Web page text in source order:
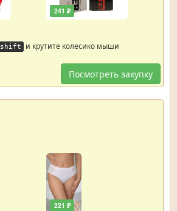
241 ₽
shift и крутите колесико мыши
Посмотреть закупку
221 ₽